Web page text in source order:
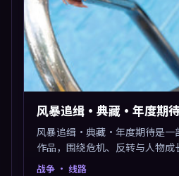
风暴追缉·典藏·年度期
风暴追缉·典藏·年度期待是一
作品，围绕危机、反转与人物
凑，值得推荐观看。
战争 · 线路